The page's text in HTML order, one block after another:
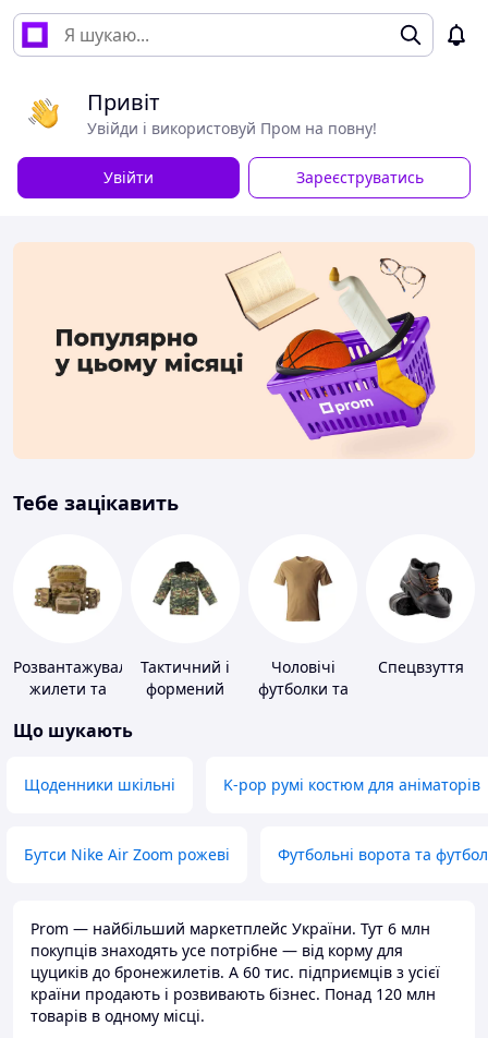
Привіт
Увійди і використовуй Пром на повну!
Увійти Зареєструватись
Тебе зацікавить
Розвантажувальні
жилети та
без плит
Тактичний і
формений
Чоловічі
футболки та
Спецвзуття
Що шукають
Щоденники шкільні K-pop румі костюм для аніматорів
Бутси Nike Air Zoom рожеві Футбольні ворота та
Prom — найбільший маркетплейс України. Тут 6 млн
покупців знаходять усе потрібне — від корму для
цуциків до бронежилетів. А 60 тис. підприємців з усієї
країни продають і розвивають бізнес. Понад 120 млн
товарів в одному місці.